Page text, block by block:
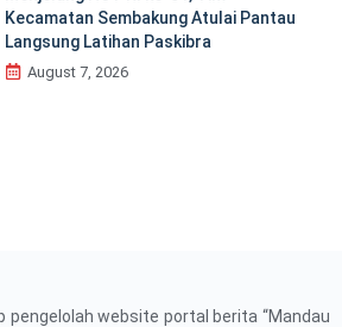
Kecamatan Sembakung Atulai Pantau
Langsung Latihan Paskibra
August 7, 2026
pengelolah website portal berita “Mandau